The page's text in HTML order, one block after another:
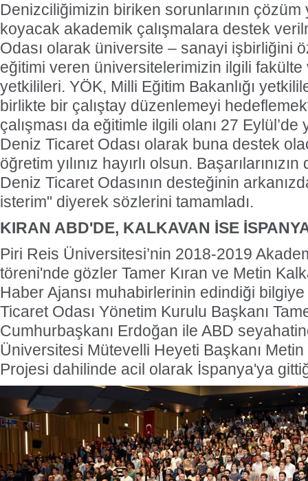
Denizciliğimizin biriken sorunlarının çözüm
koyacak akademik çalışmalara destek
Odası olarak üniversite – sanayi işbirliğini
eğitimi veren üniversitelerimizin ilgili fakülte
yetkilileri. YÖK, Milli Eğitim Bakanlığı
birlikte bir çalıştay düzenlemeyi
çalışması da eğitimle ilgili olanı 27 Eylül’de
Deniz Ticaret Odası olarak buna destek
öğretim yılınız hayırlı olsun.
Deniz Ticaret Odasının desteğinin
isterim" diyerek sözlerini tamamladı.
KIRAN ABD'DE, KALKAVAN İSE
Piri Reis Üniversitesi’nin 2018-2019
töreni'nde gözler Tamer Kıran ve Metin
Haber Ajansı muhabirlerinin edindiği
Ticaret Odası Yönetim Kurulu Başkanı
Cumhurbaşkanı Erdoğan ile ABD
Üniversitesi Mütevelli Heyeti Başkanı
Projesi dahilinde acil olarak İspanya'ya